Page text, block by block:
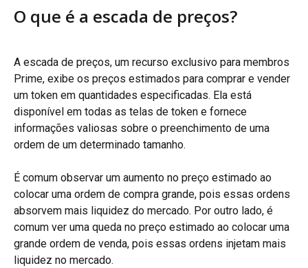
O que é a escada de preços?
A escada de preços, um recurso exclusivo para membros
Prime, exibe os preços estimados para comprar e vender
um token em quantidades especificadas. Ela está
disponível em todas as telas de token e fornece
informações valiosas sobre o preenchimento de uma
ordem de um determinado tamanho.
É comum observar um aumento no preço estimado ao
colocar uma ordem de compra grande, pois essas ordens
absorvem mais liquidez do mercado. Por outro lado, é
comum ver uma queda no preço estimado ao colocar uma
grande ordem de venda, pois essas ordens injetam mais
liquidez no mercado.